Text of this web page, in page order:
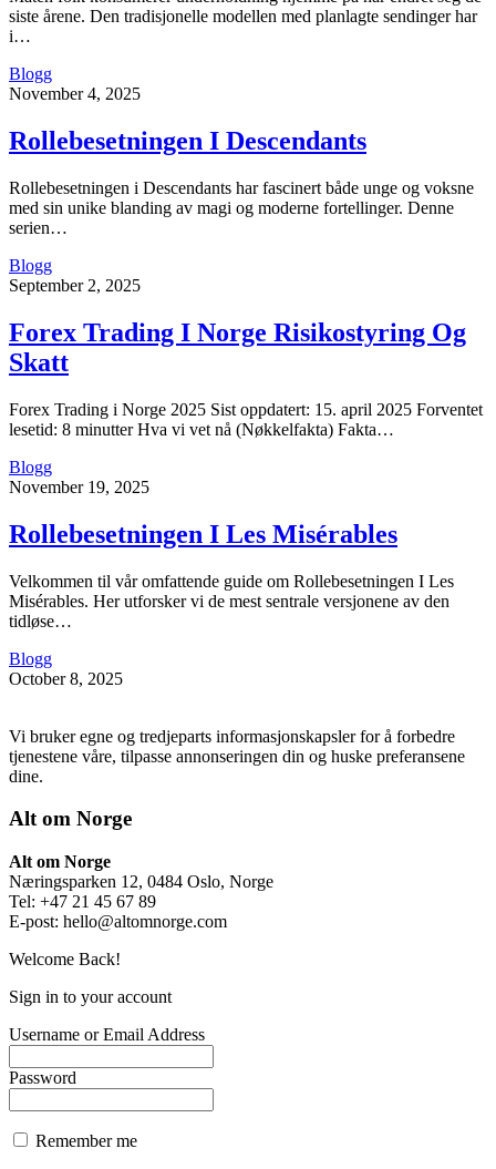
siste årene. Den tradisjonelle modellen med planlagte sendinger har
i…
Blogg
November 4, 2025
Rollebesetningen I Descendants
Rollebesetningen i Descendants har fascinert både unge og voksne
med sin unike blanding av magi og moderne fortellinger. Denne
serien…
Blogg
September 2, 2025
Forex Trading I Norge Risikostyring Og
Skatt
Forex Trading i Norge 2025 Sist oppdatert: 15. april 2025 Forventet
lesetid: 8 minutter Hva vi vet nå (Nøkkelfakta) Fakta…
Blogg
November 19, 2025
Rollebesetningen I Les Misérables
Velkommen til vår omfattende guide om Rollebesetningen I Les
Misérables. Her utforsker vi de mest sentrale versjonene av den
tidløse…
Blogg
October 8, 2025
Vi bruker egne og tredjeparts informasjonskapsler for å forbedre
tjenestene våre, tilpasse annonseringen din og huske preferansene
dine.
Alt om Norge
Alt om Norge
Næringsparken 12, 0484 Oslo, Norge
Tel: +47 21 45 67 89
E-post: hello@altomnorge.com
Welcome Back!
Sign in to your account
Username or Email Address
Password
Remember me